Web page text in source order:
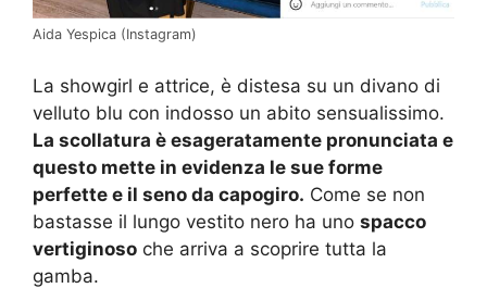
Aida Yespica (Instagram)
La showgirl e attrice, è distesa su un divano di
velluto blu con indosso un abito sensualissimo.
La scollatura è esageratamente pronunciata e
questo mette in evidenza le sue forme
perfette e il seno da capogiro. Come se non
bastasse il lungo vestito nero ha uno spacco
vertiginoso che arriva a scoprire tutta la
gamba.